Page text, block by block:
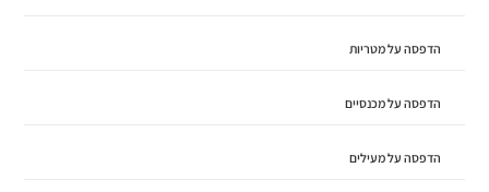
הדפסה על מטריות
הדפסה על מכנסיים
הדפסה על מעילים